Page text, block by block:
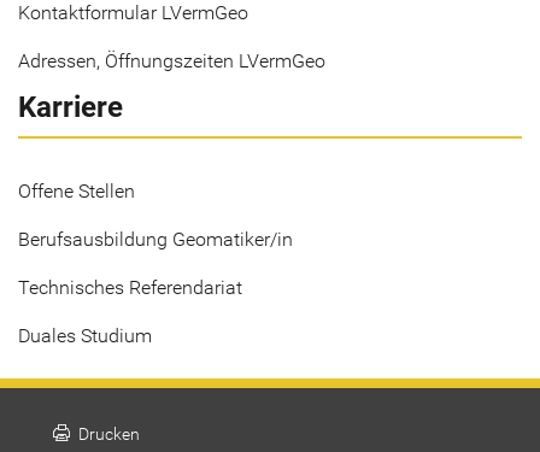
Kontaktformular LVermGeo
Adressen, Öffnungszeiten LVermGeo
Karriere
Offene Stellen
Berufsausbildung Geomatiker/in
Technisches Referendariat
Duales Studium
print Drucken